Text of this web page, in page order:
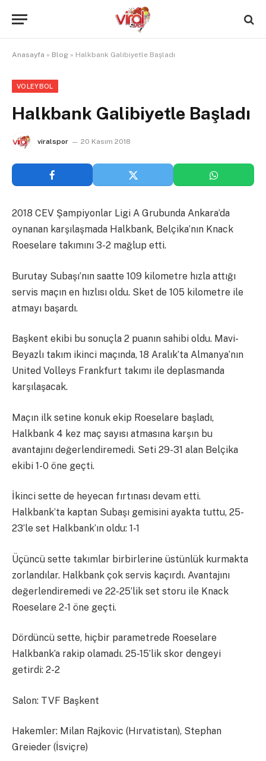
Anasayfa » Blog » Halkbank Galibiyetle Başladı
VOLEYBOL
Halkbank Galibiyetle Başladı
viralspor 20 Kasım 2018
2018 CEV Şampiyonlar Ligi A Grubunda Ankara’da
oynanan karşılaşmada Halkbank, Belçika’nın Knack
Roeselare takımını 3-2 mağlup etti.
Burutay Subaşı’nın saatte 109 kilometre hızla attığı
servis maçın en hızlısı oldu. Sket de 105 kilometre ile
atmayı başardı.
Başkent ekibi bu sonuçla 2 puanın sahibi oldu. Mavi-
Beyazlı takım ikinci maçında, 18 Aralık’ta Almanya’nın
United Volleys Frankfurt takımı ile deplasmanda
karşılaşacak.
Maçın ilk setine konuk ekip Roeselare başladı,
Halkbank 4 kez maç sayısı atmasına karşın bu
avantajını değerlendiremedi. Seti 29-31 alan Belçika
ekibi 1-0 öne geçti.
İkinci sette de heyecan fırtınası devam etti.
Halkbank’ta kaptan Subaşı gemisini ayakta tuttu, 25-
23’le set Halkbank’ın oldu: 1-1
Üçüncü sette takımlar birbirlerine üstünlük kurmakta
zorlandılar. Halkbank çok servis kaçırdı. Avantajını
değerlendiremedi ve 22-25’lik set storu ile Knack
Roeselare 2-1 öne geçti.
Dördüncü sette, hiçbir parametrede Roeselare
Halkbank’a rakip olamadı. 25-15’lik skor dengeyi
getirdi: 2-2
Salon: TVF Başkent
Hakemler: Milan Rajkovic (Hırvatistan), Stephan
Greieder (İsviçre)